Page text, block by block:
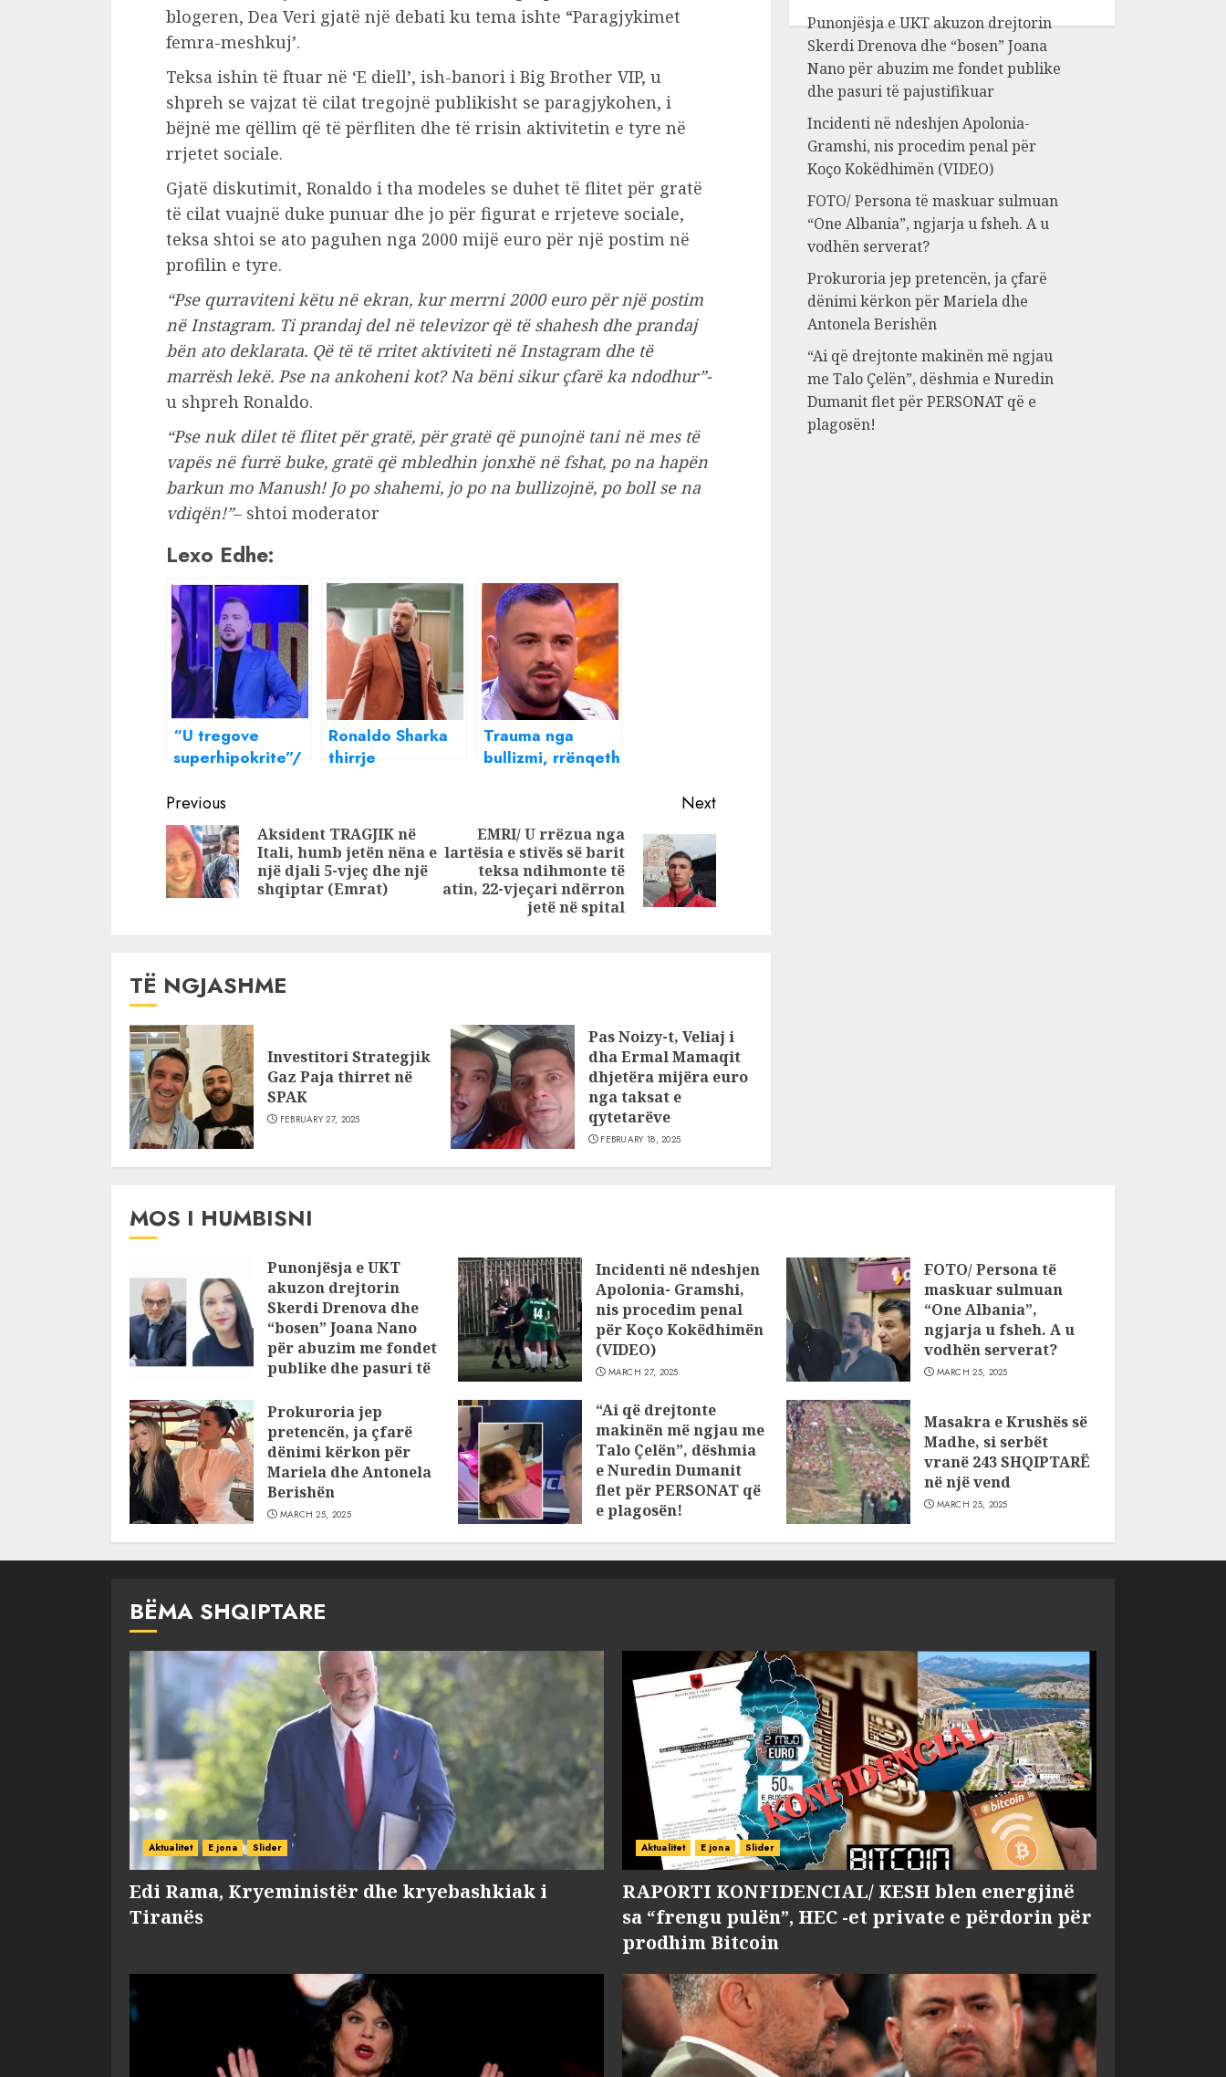
blogeren, Dea Veri gjatë një debati ku tema ishte “Paragjykimet
femra-meshkuj’.
Teksa ishin të ftuar në ‘E diell’, ish-banori i Big Brother VIP, u
shpreh se vajzat të cilat tregojnë publikisht se paragjykohen, i
bëjnë me qëllim që të përfliten dhe të rrisin aktivitetin e tyre në
rrjetet sociale.
Gjatë diskutimit, Ronaldo i tha modeles se duhet të flitet për gratë
të cilat vuajnë duke punuar dhe jo për figurat e rrjeteve sociale,
teksa shtoi se ato paguhen nga 2000 mijë euro për një postim në
profilin e tyre.
“Pse qurraviteni këtu në ekran, kur merrni 2000 euro për një postim
në Instagram. Ti prandaj del në televizor që të shahesh dhe prandaj
bën ato deklarata. Që të të rritet aktiviteti në Instagram dhe të
marrësh lekë. Pse na ankoheni kot? Na bëni sikur çfarë ka ndodhur”-
u shpreh Ronaldo.
“Pse nuk dilet të flitet për gratë, për gratë që punojnë tani në mes të
vapës në furrë buke, gratë që mbledhin jonxhë në fshat, po na hapën
barkun mo Manush! Jo po shahemi, jo po na bullizojnë, po boll se na
vdiqën!”– shtoi moderator
Lexo Edhe:
“U tregove
superhipokrite”/
shpërthen ndaj
Teas: Çfarë nuk
the për Olsën,
ndërsa tani…
Ronaldo Sharka
thirrje
luksoze
Trauma nga
bullizmi, rrënqeth
herë t’i jap fund
jetës
Continue
Reading
Previous
Previous
post:
Aksident TRAGJIK në
Itali, humb jetën nëna e
një djali 5-vjeç dhe një
shqiptar (Emrat)
Next
Next
post:
EMRI/ U rrëzua nga
lartësia e stivës së barit
teksa ndihmonte të
atin, 22-vjeçari ndërron
jetë në spital
TË NGJASHME
Investitori Strategjik
Gaz Paja thirret në
SPAK
FEBRUARY 27, 2025
Pas Noizy-t, Veliaj i
dha Ermal Mamaqit
dhjetëra mijëra euro
nga taksat e
qytetarëve
FEBRUARY 18, 2025
Punonjësja e UKT akuzon drejtorin
Skerdi Drenova dhe “bosen” Joana
Nano për abuzim me fondet publike
dhe pasuri të pajustifikuar
Incidenti në ndeshjen Apolonia-
Gramshi, nis procedim penal për
Koço Kokëdhimën (VIDEO)
FOTO/ Persona të maskuar sulmuan
“One Albania”, ngjarja u fsheh. A u
vodhën serverat?
Prokuroria jep pretencën, ja çfarë
dënimi kërkon për Mariela dhe
Antonela Berishën
“Ai që drejtonte makinën më ngjau
me Talo Çelën”, dëshmia e Nuredin
Dumanit flet për PERSONAT që e
plagosën!
MOS I HUMBISNI
Punonjësja e UKT
akuzon drejtorin
Skerdi Drenova dhe
“bosen” Joana Nano
për abuzim me fondet
publike dhe pasuri të
JULY 24, 2025
Incidenti në ndeshjen
Apolonia- Gramshi,
nis procedim penal
për Koço Kokëdhimën
(VIDEO)
MARCH 27, 2025
FOTO/ Persona të
maskuar sulmuan
“One Albania”,
ngjarja u fsheh. A u
vodhën serverat?
MARCH 25, 2025
Prokuroria jep
pretencën, ja çfarë
dënimi kërkon për
Mariela dhe Antonela
Berishën
MARCH 25, 2025
“Ai që drejtonte
makinën më ngjau me
Talo Çelën”, dëshmia
e Nuredin Dumanit
flet për PERSONAT që
e plagosën!
Masakra e Krushës së
Madhe, si serbët
vranë 243 SHQIPTARË
në një vend
MARCH 25, 2025
BËMA SHQIPTARE
Aktualitet E jona Slider
Edi Rama, Kryeministër dhe kryebashkiak i
Tiranës
Aktualitet E jona Slider
RAPORTI KONFIDENCIAL/ KESH blen energjinë
sa “frengu pulën”, HEC -et private e përdorin për
prodhim Bitcoin